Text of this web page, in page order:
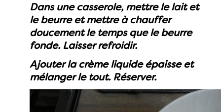
Dans une casserole, mettre le lait et
le beurre et mettre à chauffer
doucement le temps que le beurre
fonde. Laisser refroidir.
Ajouter la crème liquide épaisse et
mélanger le tout. Réserver.